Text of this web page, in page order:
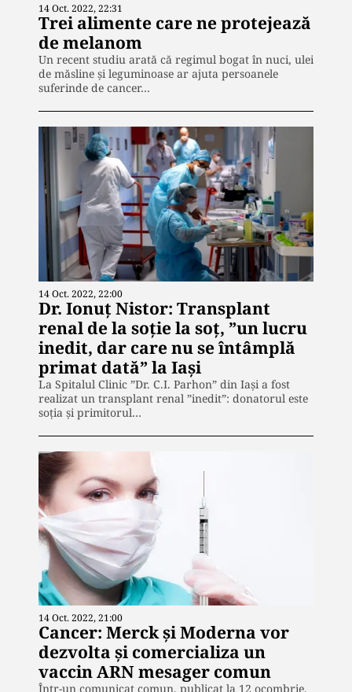
14 Oct. 2022, 22:31
Trei alimente care ne protejează
de melanom
Un recent studiu arată că regimul bogat în nuci, ulei
de măsline și leguminoase ar ajuta persoanele
suferinde de cancer…
14 Oct. 2022, 22:00
Dr. Ionuț Nistor: Transplant
renal de la soție la soț, ”un lucru
inedit, dar care nu se întâmplă
primat dată” la Iași
La Spitalul Clinic ”Dr. C.I. Parhon” din Iași a fost
realizat un transplant renal ”inedit”: donatorul este
soția și primitorul…
14 Oct. 2022, 21:00
Cancer: Merck și Moderna vor
dezvolta și comercializa un
vaccin ARN mesager comun
Într-un comunicat comun, publicat la 12 ocombrie,